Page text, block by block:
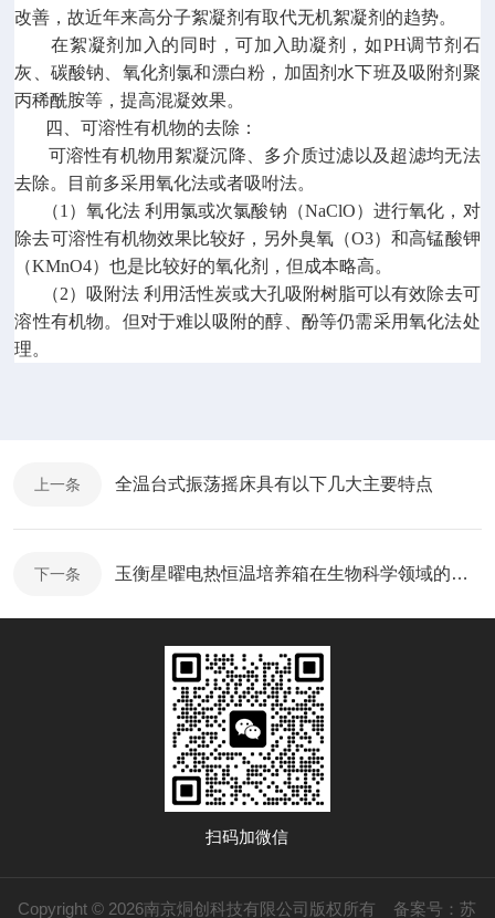
改善，故近年来高分子絮凝剂有取代无机絮凝剂的趋势。
在絮凝剂加入的同时，可加入助凝剂，如PH调节剂石
灰、碳酸钠、氧化剂氯和漂白粉，加固剂水下班及吸附剂聚
丙稀酰胺等，提高混凝效果。
四、可溶性有机物的去除：
可溶性有机物用絮凝沉降、多介质过滤以及超滤均无法
去除。目前多采用氧化法或者吸咐法。
（1）氧化法 利用氯或次氯酸钠（NaClO）进行氧化，对
除去可溶性有机物效果比较好，另外臭氧（O3）和高锰酸钾
（KMnO4）也是比较好的氧化剂，但成本略高。
（2）吸附法 利用活性炭或大孔吸附树脂可以有效除去可
溶性有机物。但对于难以吸附的醇、酚等仍需采用氧化法处
理。
上一条 全温台式振荡摇床具有以下几大主要特点
下一条 玉衡星曜电热恒温培养箱在生物科学领域的应用实例
扫码加微信
Copyright © 2026南京烔创科技有限公司版权所有 备案号：苏